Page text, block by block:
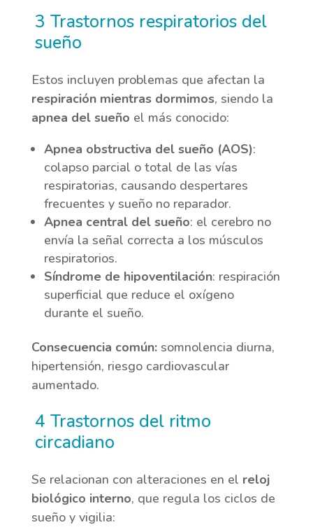
3 Trastornos respiratorios del
sueño
Estos incluyen problemas que afectan la
respiración mientras dormimos, siendo la
apnea del sueño el más conocido:
Apnea obstructiva del sueño (AOS):
colapso parcial o total de las vías
respiratorias, causando despertares
frecuentes y sueño no reparador.
Apnea central del sueño: el cerebro no
envía la señal correcta a los músculos
respiratorios.
Síndrome de hipoventilación: respiración
superficial que reduce el oxígeno
durante el sueño.
Consecuencia común:somnolencia diurna,
hipertensión, riesgo cardiovascular
aumentado.
4 Trastornos del ritmo
circadiano
Se relacionan con alteraciones en el reloj
biológico interno, que regula los ciclos de
sueño y vigilia: